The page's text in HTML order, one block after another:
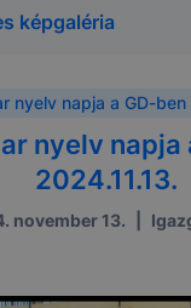
képgaléria
nyelv napja a GD-ben
nyelv napja
2024.11.13.
november 13.